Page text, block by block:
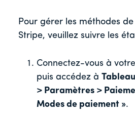
Pour gérer les méthodes
Stripe, veuillez suivre les
Connectez-vous à
puis accédez à
> Paramètres >
Modes de paiement ».